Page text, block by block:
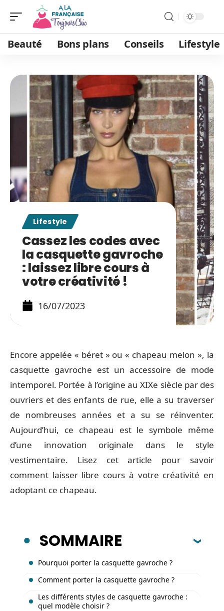
Beauté Bons plans Conseils Lifestyle
Lifestyle
Cassez les codes avec
la casquette gavroche
: laissez libre cours à
votre créativité !
16/07/2023
Encore appelée « béret » ou « chapeau melon », la
casquette gavroche est un accessoire de mode
intemporel. Portée à l’origine au XIXe siècle par des
ouvriers et des enfants de rue, elle a su traverser
de nombreuses années et a su se réinventer.
Aujourd’hui, ce chapeau est le symbole même
d’une innovation originale dans le style
vestimentaire. Lisez cet article pour savoir
comment laisser libre cours à votre créativité en
adoptant ce chapeau.
SOMMAIRE
Pourquoi porter la casquette gavroche ?
Comment porter la casquette gavroche ?
Les différents styles de casquette gavroche :
quel modèle choisir ?